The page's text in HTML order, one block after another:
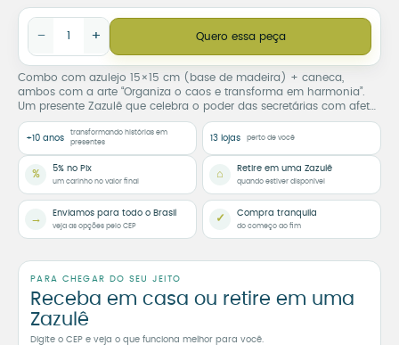
Combo com azulejo 15×15 cm (base de madeira) + caneca,
ambos com a arte “Organiza o caos e transforma em harmonia”.
Um presente Zazulê que celebra o poder das secretárias com afeto
e estilo.
Combo Secretária – Azulejo 15x15 Base Madeira + Caneca
− + Quero essa peça
+10 anos
transformando histórias em
presentes
13 lojas perto de você
% 5% no Pix
um carinho no valor final
⌂ Retire em uma Zazulê
quando estiver disponível
→ Enviamos para todo o Brasil
veja as opções pelo CEP
✓ Compra tranquila
do começo ao fim
PARA CHEGAR DO SEU JEITO
Receba em casa ou retire em uma
Zazulê
Digite o CEP e veja o que funciona melhor para você.